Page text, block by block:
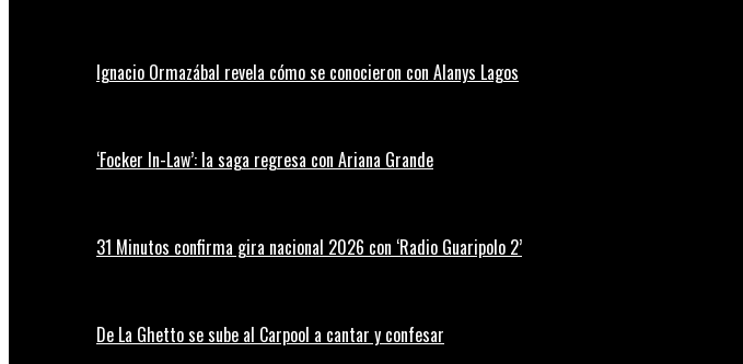
Ignacio Ormazábal revela cómo se conocieron con Alanys Lagos
‘Focker In-Law’: la saga regresa con Ariana Grande
31 Minutos confirma gira nacional 2026 con ‘Radio Guaripolo 2’
De La Ghetto se sube al Carpool a cantar y confesar